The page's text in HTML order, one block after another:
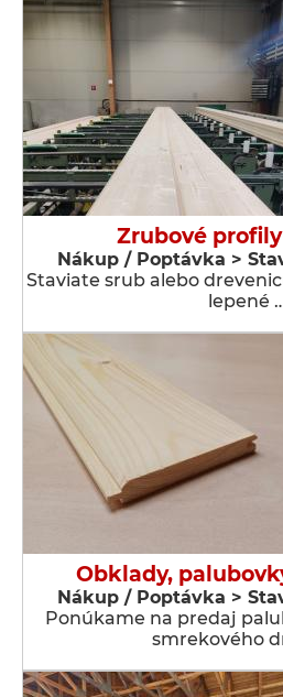
Zrubové
Nákup / Poptávka >
Staviate srub alebo
lepené
Obklady,
Nákup / Poptávka >
Ponúkame na predaj
smrekového